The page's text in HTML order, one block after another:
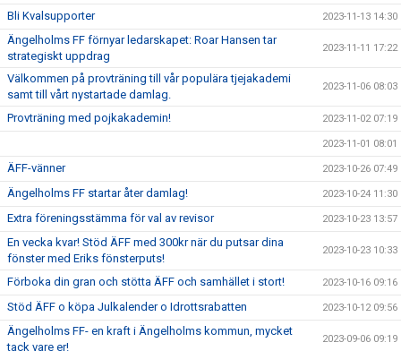
Bli Kvalsupporter 2023-11-13 14:30
Ängelholms FF förnyar ledarskapet: Roar Hansen tar
strategiskt uppdrag
2023-11-11 17:22
Välkommen på provträning till vår populära tjejakademi
samt till vårt nystartade damlag.
2023-11-06 08:03
Provträning med pojkakademin! 2023-11-02 07:19
2023-11-01 08:01
ÄFF-vänner 2023-10-26 07:49
Ängelholms FF startar åter damlag! 2023-10-24 11:30
Extra föreningsstämma för val av revisor 2023-10-23 13:57
En vecka kvar! Stöd ÄFF med 300kr när du putsar dina
fönster med Eriks fönsterputs!
2023-10-23 10:33
Förboka din gran och stötta ÄFF och samhället i stort! 2023-10-16 09:16
Stöd ÄFF o köpa Julkalender o Idrottsrabatten 2023-10-12 09:56
Ängelholms FF- en kraft i Ängelholms kommun, mycket
tack vare er!
2023-09-06 09:19